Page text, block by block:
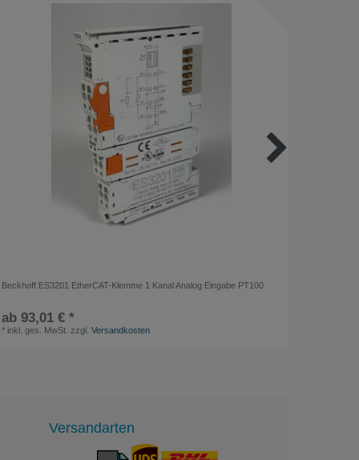
Beckhoff ES3201 EtherCAT-Klemme 1 Kanal Analog Eingabe PT100
ab 93,01 € *
* inkl. ges. MwSt. zzgl.Versandkosten
Versandarten